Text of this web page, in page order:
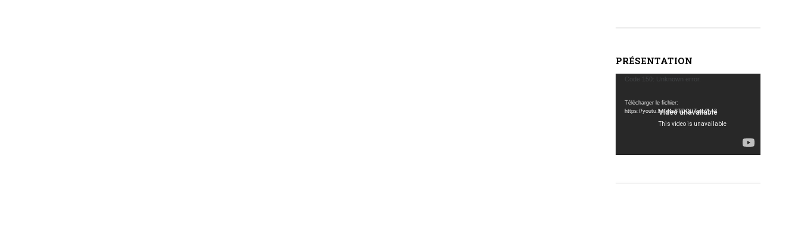
PRÉSENTATION
Lecteur
Code 150: Unknown error.
Télécharger le fichier:
https://youtu.be/y4s8TDQUTmo?_=2